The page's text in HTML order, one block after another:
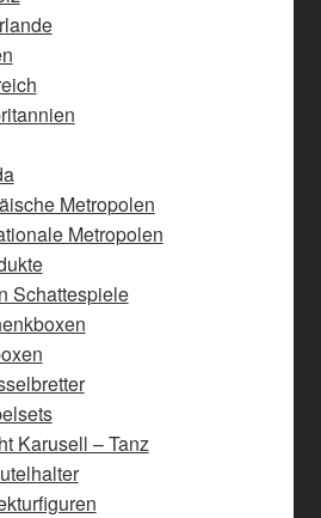
Metropolen
Metropolen
Schattespiele
Karusell – Tanz